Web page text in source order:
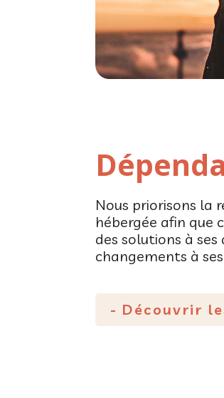
Nous priorisons la
hébergée afin que
des solutions à ses
changements à
- Découvrir